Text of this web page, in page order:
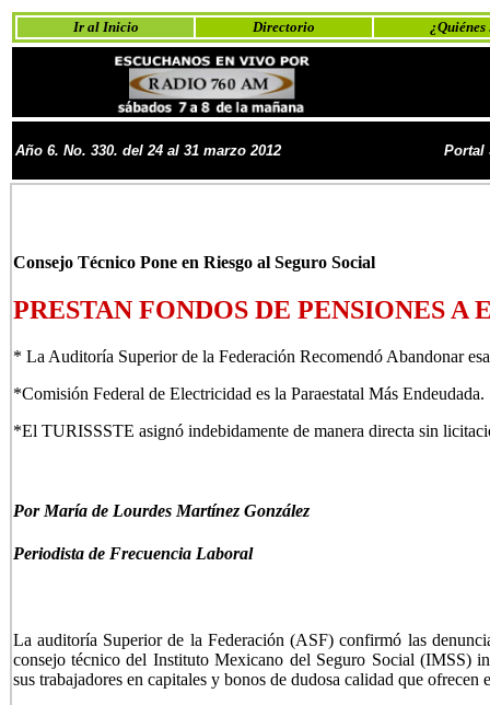
Ir al Inicio Directorio ¿Quiénes
Año 6. No. 330. del 24 al 31 marzo 2012 Portal
Consejo Técnico Pone en Riesgo al Seguro Social
PRESTAN FONDOS DE PENSIONES A
* La Auditoría Superior de la Federación Recomendó Abandonar
*Comisión Federal de Electricidad es la Paraestatal Más Endeudada.
*El TURISSSTE asignó indebidamente de manera directa sin
Por María de Lourdes Martínez González
Periodista de Frecuencia Laboral
La auditoría Superior de la Federación (ASF) confirmó las
consejo técnico del Instituto Mexicano del Seguro Social (IMSS)
sus trabajadores en capitales y bonos de dudosa calidad que